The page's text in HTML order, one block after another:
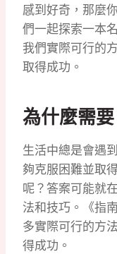
感到好奇，那麼
們一起探索一本
我們實際可行的
取得成功。
為什麼需
生活中總是會遇
夠克服困難並取
呢？答案可能就
法和技巧。《指
多實際可行的方
得成功。